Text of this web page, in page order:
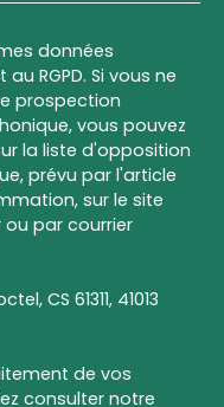
données
RGPD. Si vous ne
prospection
vous pouvez
la liste d'opposition
prévu par l'article
sur le site
par courrier
CS 61311, 41013
de vos
consulter notre